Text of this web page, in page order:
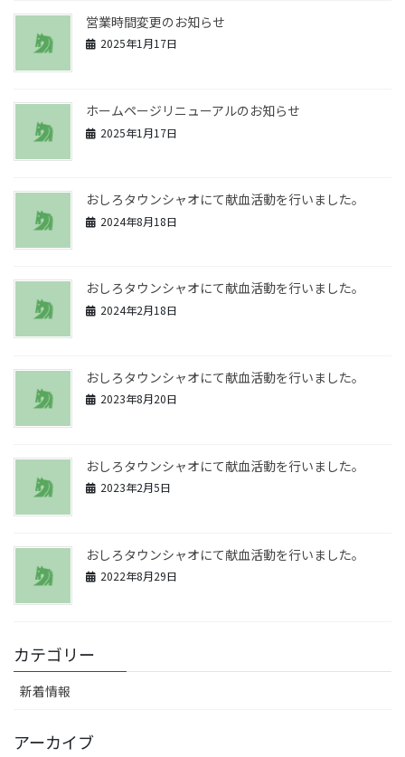
営業時間変更のお知らせ
2025年1月17日
ホームページリニューアルのお知らせ
2025年1月17日
おしろタウンシャオにて献血活動を行いました。
2024年8月18日
おしろタウンシャオにて献血活動を行いました。
2024年2月18日
おしろタウンシャオにて献血活動を行いました。
2023年8月20日
おしろタウンシャオにて献血活動を行いました。
2023年2月5日
おしろタウンシャオにて献血活動を行いました。
2022年8月29日
カテゴリー
新着情報
アーカイブ